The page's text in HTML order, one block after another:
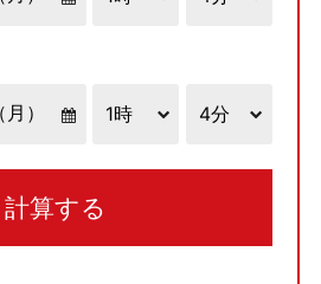
計算する